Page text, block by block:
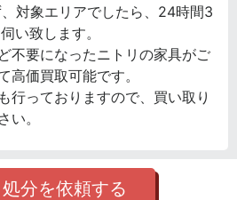
対象エリアでしたら、24時間3
い致します。
不要になったニトリの家具がご
高価買取可能です。
行っておりますので、買い取り
い。
分を依頼する